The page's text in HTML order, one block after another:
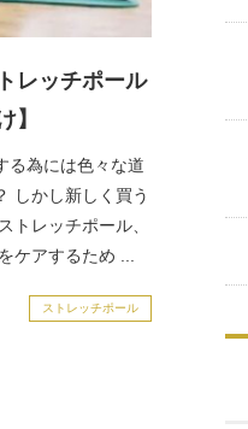
レッチポール
】
る為には色々な道
しかし新しく買う
トレッチポール、
ケアするため ...
ストレッチポール